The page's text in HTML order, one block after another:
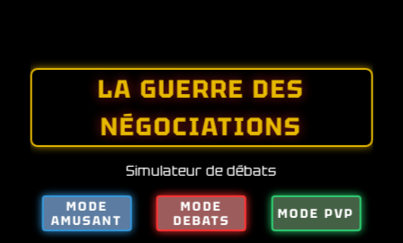
LA GUERRE DES
NÉGOCIATIONS
Simulateur de débats
MODE
AMUSANT
MODE
DEBATS
MODE PVP